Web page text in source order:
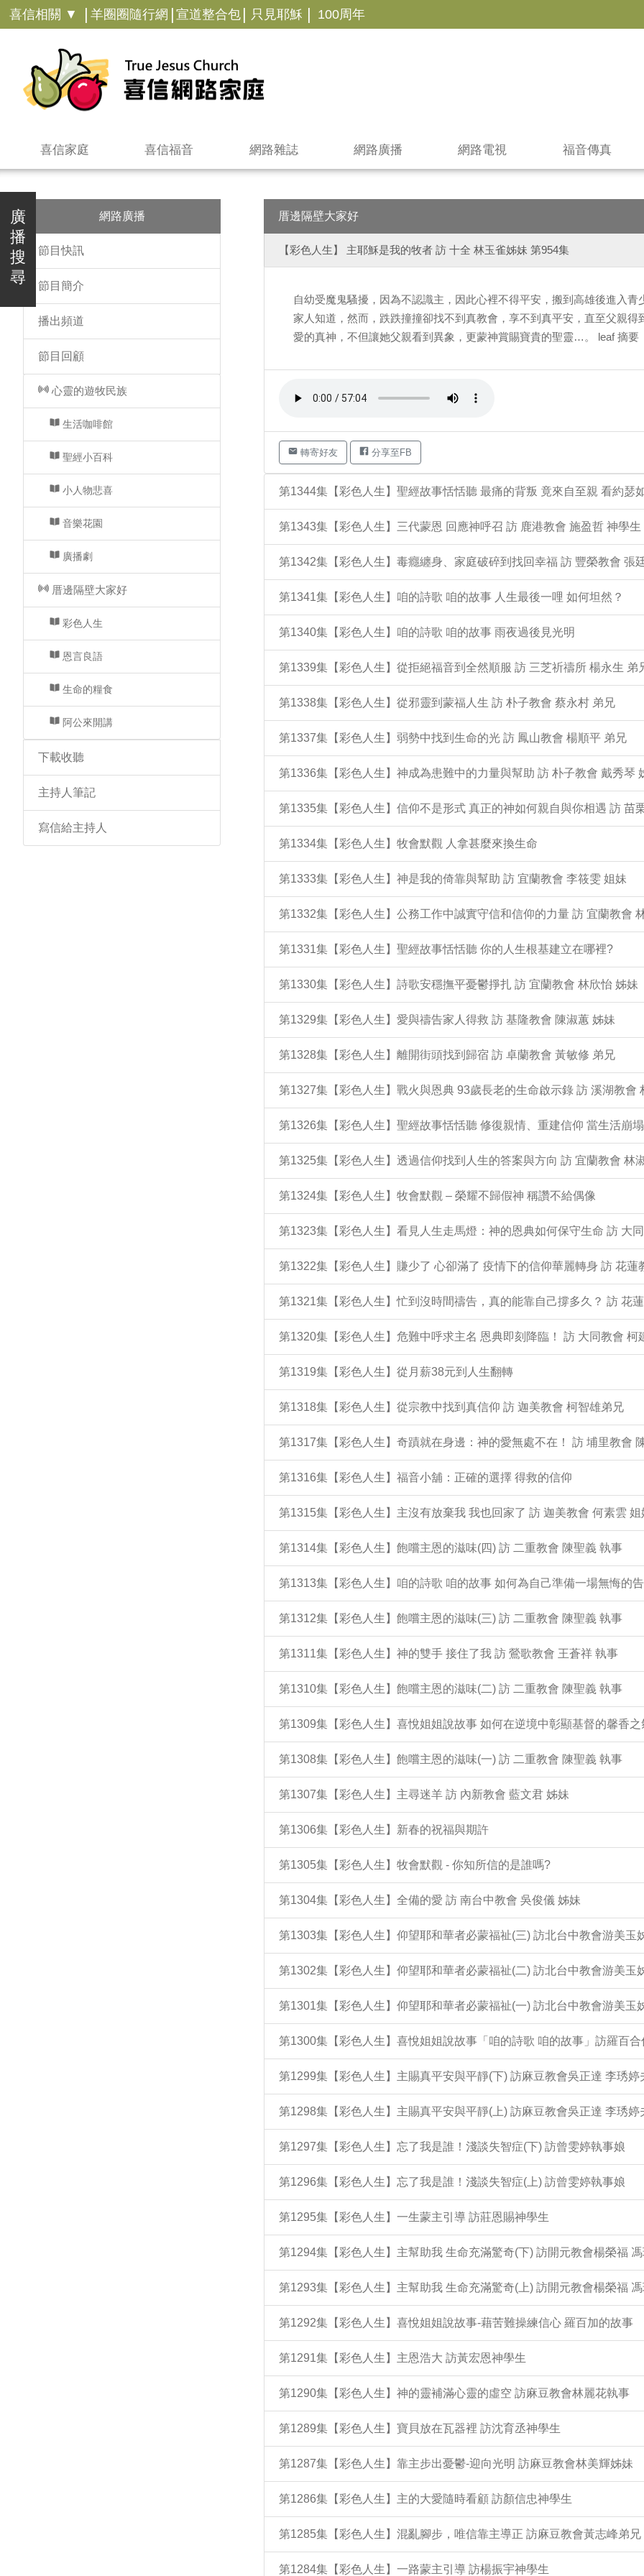
喜信相關 ▼ | 羊圈圈隨行網 | 宣道整合包 | 只見耶穌 | 100周年
喜信家庭 喜信福音 網路雜誌 網路廣播 網路電視 福音傳真
廣
播
搜
尋
網路廣播
節目快訊
節目簡介
播出頻道
節目回顧
心靈的遊牧民族
生活咖啡館
聖經小百科
小人物悲喜
音樂花園
廣播劇
厝邊隔壁大家好
彩色人生
恩言良語
生命的糧食
阿公來開講
下載收聽
主持人筆記
寫信給主持人
厝邊隔壁大家好
【彩色人生】 主耶穌是我的牧者 訪 十全 林玉雀姊妹 第954集
自幼受魔鬼騷擾，因為不認識主，因此心裡不得平安，搬到高雄後進入
家人知道，然而，跌跌撞撞卻找不到真教會，享不到真平安，直至父親
愛的真神，不但讓她父親看到異象，更蒙神賞賜寶貴的聖靈…。 leaf 摘要
轉寄好友 分享至FB
第1344集【彩色人生】聖經故事恬恬聽 最痛的背叛 竟來自至親 看約瑟
第1343集【彩色人生】三代蒙恩 回應神呼召 訪 鹿港教會 施盈哲 神學生
第1342集【彩色人生】毒癮纏身、家庭破碎到找回幸福 訪 豐榮教會 張
第1341集【彩色人生】咱的詩歌 咱的故事 人生最後一哩 如何坦然？
第1340集【彩色人生】咱的詩歌 咱的故事 雨夜過後見光明
第1339集【彩色人生】從拒絕福音到全然順服 訪 三芝祈禱所 楊永生 弟
第1338集【彩色人生】從邪靈到蒙福人生 訪 朴子教會 蔡永村 弟兄
第1337集【彩色人生】弱勢中找到生命的光 訪 鳳山教會 楊順平 弟兄
第1336集【彩色人生】神成為患難中的力量與幫助 訪 朴子教會 戴秀琴
第1335集【彩色人生】信仰不是形式 真正的神如何親自與你相遇 訪 苗
第1334集【彩色人生】牧會默觀 人拿甚麼來換生命
第1333集【彩色人生】神是我的倚靠與幫助 訪 宜蘭教會 李筱雯 姐妹
第1332集【彩色人生】公務工作中誠實守信和信仰的力量 訪 宜蘭教會
第1331集【彩色人生】聖經故事恬恬聽 你的人生根基建立在哪裡?
第1330集【彩色人生】詩歌安穩撫平憂鬱掙扎 訪 宜蘭教會 林欣怡 姊妹
第1329集【彩色人生】愛與禱告家人得救 訪 基隆教會 陳淑蕙 姊妹
第1328集【彩色人生】離開街頭找到歸宿 訪 卓蘭教會 黃敏修 弟兄
第1327集【彩色人生】戰火與恩典 93歲長老的生命啟示錄 訪 溪湖教會
第1326集【彩色人生】聖經故事恬恬聽 修復親情、重建信仰 當生活崩
第1325集【彩色人生】透過信仰找到人生的答案與方向 訪 宜蘭教會 林
第1324集【彩色人生】牧會默觀 – 榮耀不歸假神 稱讚不給偶像
第1323集【彩色人生】看見人生走馬燈：神的恩典如何保守生命 訪 大
第1322集【彩色人生】賺少了 心卻滿了 疫情下的信仰華麗轉身 訪 花蓮
第1321集【彩色人生】忙到沒時間禱告，真的能靠自己撐多久？ 訪 花
第1320集【彩色人生】危難中呼求主名 恩典即刻降臨！ 訪 大同教會 柯
第1319集【彩色人生】從月薪38元到人生翻轉
第1318集【彩色人生】從宗教中找到真信仰 訪 迦美教會 柯智雄弟兄
第1317集【彩色人生】奇蹟就在身邊：神的愛無處不在！ 訪 埔里教會
第1316集【彩色人生】福音小舖：正確的選擇 得救的信仰
第1315集【彩色人生】主沒有放棄我 我也回家了 訪 迦美教會 何素雲 姐
第1314集【彩色人生】飽嚐主恩的滋味(四) 訪 二重教會 陳聖義 執事
第1313集【彩色人生】咱的詩歌 咱的故事 如何為自己準備一場無悔的
第1312集【彩色人生】飽嚐主恩的滋味(三) 訪 二重教會 陳聖義 執事
第1311集【彩色人生】神的雙手 接住了我 訪 鶯歌教會 王蒼祥 執事
第1310集【彩色人生】飽嚐主恩的滋味(二) 訪 二重教會 陳聖義 執事
第1309集【彩色人生】喜悅姐姐說故事 如何在逆境中彰顯基督的馨香之
第1308集【彩色人生】飽嚐主恩的滋味(一) 訪 二重教會 陳聖義 執事
第1307集【彩色人生】主尋迷羊 訪 內新教會 藍文君 姊妹
第1306集【彩色人生】新春的祝福與期許
第1305集【彩色人生】牧會默觀 - 你知所信的是誰嗎?
第1304集【彩色人生】全備的愛 訪 南台中教會 吳俊儀 姊妹
第1303集【彩色人生】仰望耶和華者必蒙福祉(三) 訪北台中教會游美玉
第1302集【彩色人生】仰望耶和華者必蒙福祉(二) 訪北台中教會游美玉
第1301集【彩色人生】仰望耶和華者必蒙福祉(一) 訪北台中教會游美玉
第1300集【彩色人生】喜悅姐姐說故事「咱的詩歌 咱的故事」訪羅百合
第1299集【彩色人生】主賜真平安與平靜(下) 訪麻豆教會吳正達 李琇婷
第1298集【彩色人生】主賜真平安與平靜(上) 訪麻豆教會吳正達 李琇婷
第1297集【彩色人生】忘了我是誰！淺談失智症(下) 訪曾雯婷執事娘
第1296集【彩色人生】忘了我是誰！淺談失智症(上) 訪曾雯婷執事娘
第1295集【彩色人生】一生蒙主引導 訪莊恩賜神學生
第1294集【彩色人生】主幫助我 生命充滿驚奇(下) 訪開元教會楊榮福
第1293集【彩色人生】主幫助我 生命充滿驚奇(上) 訪開元教會楊榮福
第1292集【彩色人生】喜悅姐姐說故事-藉苦難操練信心 羅百加的故事
第1291集【彩色人生】主恩浩大 訪黃宏恩神學生
第1290集【彩色人生】神的靈補滿心靈的虛空 訪麻豆教會林麗花執事
第1289集【彩色人生】寶貝放在瓦器裡 訪沈育丞神學生
第1287集【彩色人生】靠主步出憂鬱-迎向光明 訪麻豆教會林美輝姊妹
第1286集【彩色人生】主的大愛隨時看顧 訪顏信忠神學生
第1285集【彩色人生】混亂腳步，唯信靠主導正 訪麻豆教會黃志峰弟兄
第1284集【彩色人生】一路蒙主引導 訪楊振宇神學生